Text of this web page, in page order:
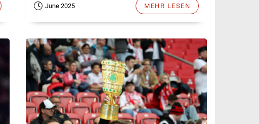
June 2025 MEHR LESEN